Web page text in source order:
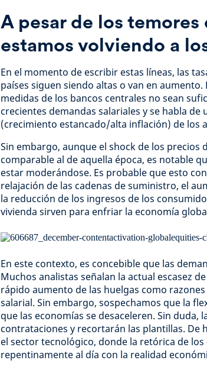
A pesar de los
estamos volviendo a
En el momento de escribir estas líneas, las
países siguen siendo altas o van en
medidas de los bancos centrales no sean
crecientes demandas salariales y se habla de
(crecimiento estancado/alta inflación) de los
Sin embargo, aunque el shock de los precios
comparable al de aquella época, es notable
estar moderándose. Es probable que esto
relajación de las cadenas de suministro, el
la reducción de los ingresos de los
vivienda sirven para enfriar la economía
En este contexto, es concebible que las
Muchos analistas señalan la actual escasez
rápido aumento de las huelgas como
salarial. Sin embargo, sospechamos que la
que las economías se desaceleren. Sin duda,
contrataciones y recortarán las plantillas. De
el sector tecnológico, donde la retórica de
repentinamente al día con la realidad